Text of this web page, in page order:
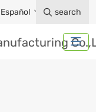
Español search